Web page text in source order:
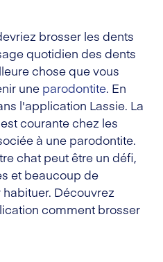
brosser les dents
quotidien des dents
chose que vous
une parodontite. En
l'application Lassie. La
courante chez les
à une parodontite.
chat peut être un défi,
et beaucoup de
Découvrez
comment brosser